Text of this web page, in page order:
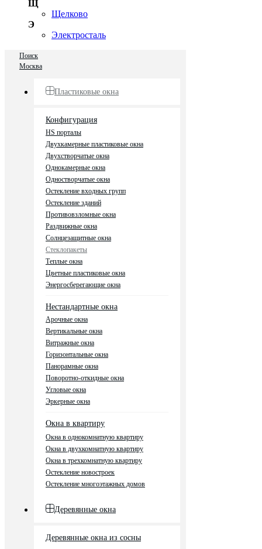
Щ
Щелково
Э
Электросталь
Поиск
Москва
Пластиковые окна
Конфигурация
HS порталы
Двухкамерные пластиковые окна
Двухстворчатые окна
Однокамерные окна
Одностворчатые окна
Остекление входных групп
Остекление зданий
Противовзломные окна
Раздвижные окна
Солнцезащитные окна
Стеклопакеты
Теплые окна
Цветные пластиковые окна
Энергосберегающие окна
Нестандартные окна
Арочные окна
Вертикальные окна
Витражные окна
Горизонтальные окна
Панорамные окна
Поворотно-откидные окна
Угловые окна
Эркерные окна
Окна в квартиру
Окна в однокомнатную квартиру
Окна в двухкомнатную квартиру
Окна в трехкомнатную квартиру
Остекление новостроек
Остекление многоэтажных домов
Деревянные окна
Деревянные окна из сосны